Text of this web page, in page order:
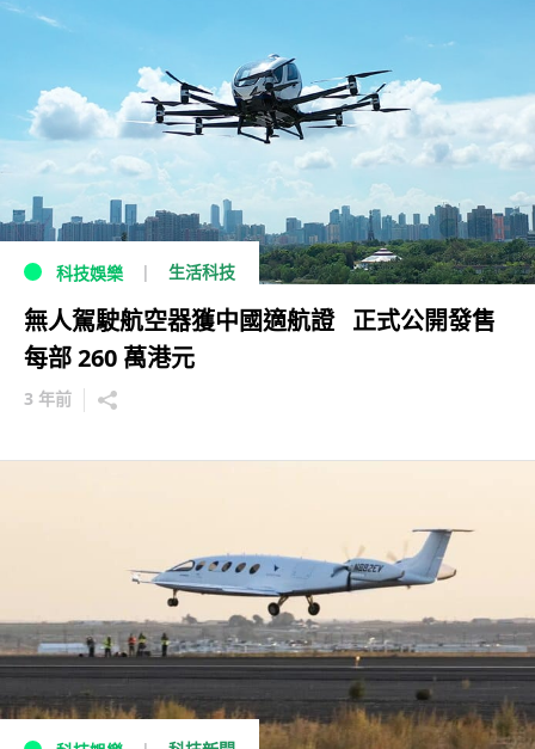
科技娛樂 生活科技
無人駕駛航空器獲中國適航證 正式公開發售
每部 260 萬港元
3 年前